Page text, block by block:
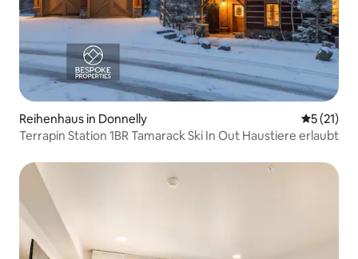
Reihenhaus in Donnelly
5 (21)
Terrapin Station 1BR Tamarack Ski In Out Haustiere erlaubt